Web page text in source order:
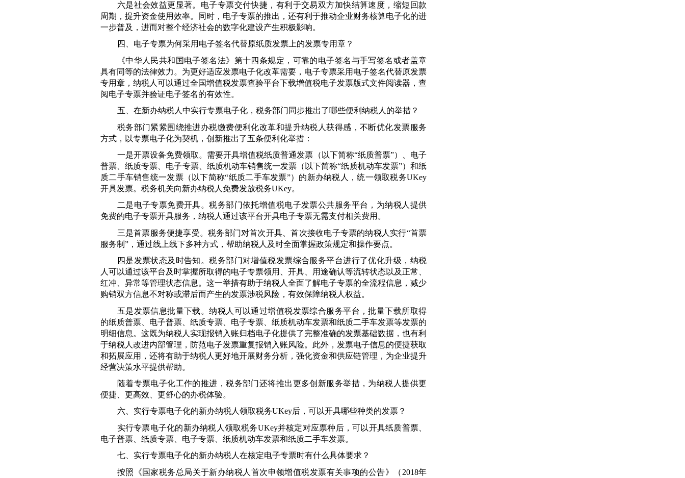
六是社会效益更显著。电子专票交付快捷，有利于交易双方加快结算速度，缩短回款
周期，提升资金使用效率。同时，电子专票的推出，还有利于推动企业财务核算电子化的进
一步普及，进而对整个经济社会的数字化建设产生积极影响。
四、电子专票为何采用电子签名代替原纸质发票上的发票专用章？
《中华人民共和国电子签名法》第十四条规定，可靠的电子签名与手写签名或者盖章
具有同等的法律效力。为更好适应发票电子化改革需要，电子专票采用电子签名代替原发票
专用章，纳税人可以通过全国增值税发票查验平台下载增值税电子发票版式文件阅读器，查
阅电子专票并验证电子签名的有效性。
五、在新办纳税人中实行专票电子化，税务部门同步推出了哪些便利纳税人的举措？
税务部门紧紧围绕推进办税缴费便利化改革和提升纳税人获得感，不断优化发票服务
方式，以专票电子化为契机，创新推出了五条便利化举措：
一是开票设备免费领取。需要开具增值税纸质普通发票（以下简称“纸质普票”）、电子
普票、纸质专票、电子专票、纸质机动车销售统一发票（以下简称“纸质机动车发票”）和纸
质二手车销售统一发票（以下简称“纸质二手车发票”）的新办纳税人，统一领取税务UKey
开具发票。税务机关向新办纳税人免费发放税务UKey。
二是电子专票免费开具。税务部门依托增值税电子发票公共服务平台，为纳税人提供
免费的电子专票开具服务，纳税人通过该平台开具电子专票无需支付相关费用。
三是首票服务便捷享受。税务部门对首次开具、首次接收电子专票的纳税人实行“首票
服务制”，通过线上线下多种方式，帮助纳税人及时全面掌握政策规定和操作要点。
四是发票状态及时告知。税务部门对增值税发票综合服务平台进行了优化升级，纳税
人可以通过该平台及时掌握所取得的电子专票领用、开具、用途确认等流转状态以及正常、
红冲、异常等管理状态信息。这一举措有助于纳税人全面了解电子专票的全流程信息，减少
购销双方信息不对称或滞后而产生的发票涉税风险，有效保障纳税人权益。
五是发票信息批量下载。纳税人可以通过增值税发票综合服务平台，批量下载所取得
的纸质普票、电子普票、纸质专票、电子专票、纸质机动车发票和纸质二手车发票等发票的
明细信息。这既为纳税人实现报销入账归档电子化提供了完整准确的发票基础数据，也有利
于纳税人改进内部管理，防范电子发票重复报销入账风险。此外，发票电子信息的便捷获取
和拓展应用，还将有助于纳税人更好地开展财务分析，强化资金和供应链管理，为企业提升
经营决策水平提供帮助。
随着专票电子化工作的推进，税务部门还将推出更多创新服务举措，为纳税人提供更
便捷、更高效、更舒心的办税体验。
六、实行专票电子化的新办纳税人领取税务UKey后，可以开具哪些种类的发票？
实行专票电子化的新办纳税人领取税务UKey并核定对应票种后，可以开具纸质普票、
电子普票、纸质专票、电子专票、纸质机动车发票和纸质二手车发票。
七、实行专票电子化的新办纳税人在核定电子专票时有什么具体要求？
按照《国家税务总局关于新办纳税人首次申领增值税发票有关事项的公告》（ 2018年